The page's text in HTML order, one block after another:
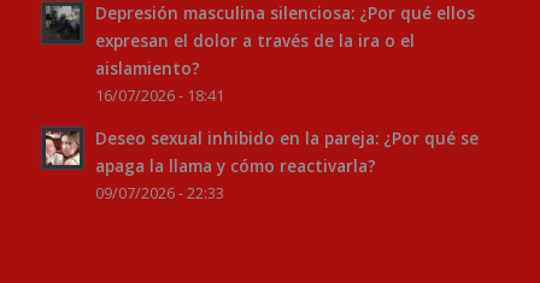
Depresión masculina silenciosa: ¿Por qué ellos
expresan el dolor a través de la ira o el
aislamiento?
16/07/2026 - 18:41
Deseo sexual inhibido en la pareja: ¿Por qué se
apaga la llama y cómo reactivarla?
09/07/2026 - 22:33